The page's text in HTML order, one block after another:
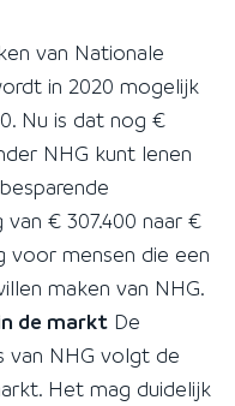
van Nationale
in 2020 mogelijk
Nu is dat nog €
NHG kunt lenen
€ 307.400 naar €
voor mensen die een
maken van NHG.
de markt De
van NHG volgt de
Het mag duidelijk